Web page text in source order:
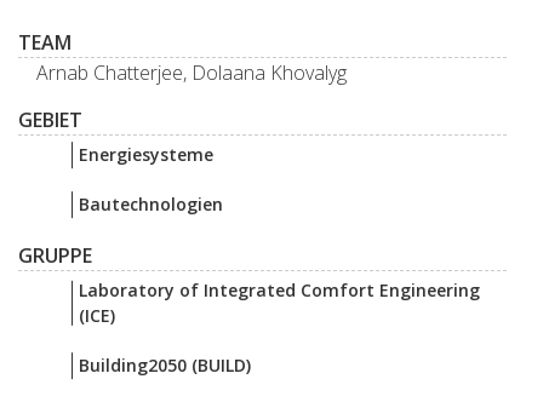
TEAM
Arnab Chatterjee, Dolaana Khovalyg
GEBIET
Energiesysteme
Bautechnologien
GRUPPE
Laboratory of Integrated Comfort Engineering
(ICE)
Building2050 (BUILD)